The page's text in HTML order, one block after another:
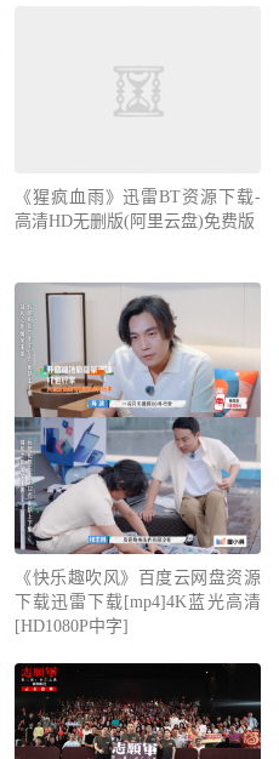
《猩疯血雨》迅雷BT资源下载-
高清HD无删版(阿里云盘)免费版
《快乐趣吹风》百度云网盘资源
下载迅雷下载[mp4]4K蓝光高清
[HD1080P中字]